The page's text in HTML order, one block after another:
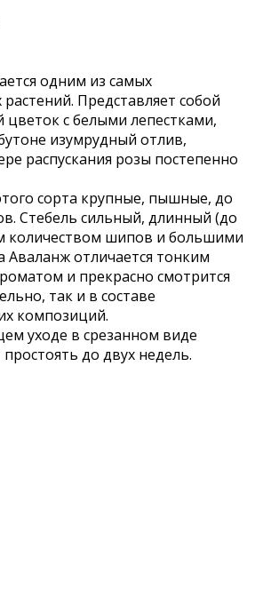
одним из самых
Представляет собой
с белыми лепестками,
изумрудный отлив,
распускания розы постепенно
сорта крупные, пышные, до
Стебель сильный, длинный (до
количеством шипов и большими
Аваланж отличается тонким
и прекрасно смотрится
так и в составе
композиций.
уходе в срезанном виде
до двух недель.